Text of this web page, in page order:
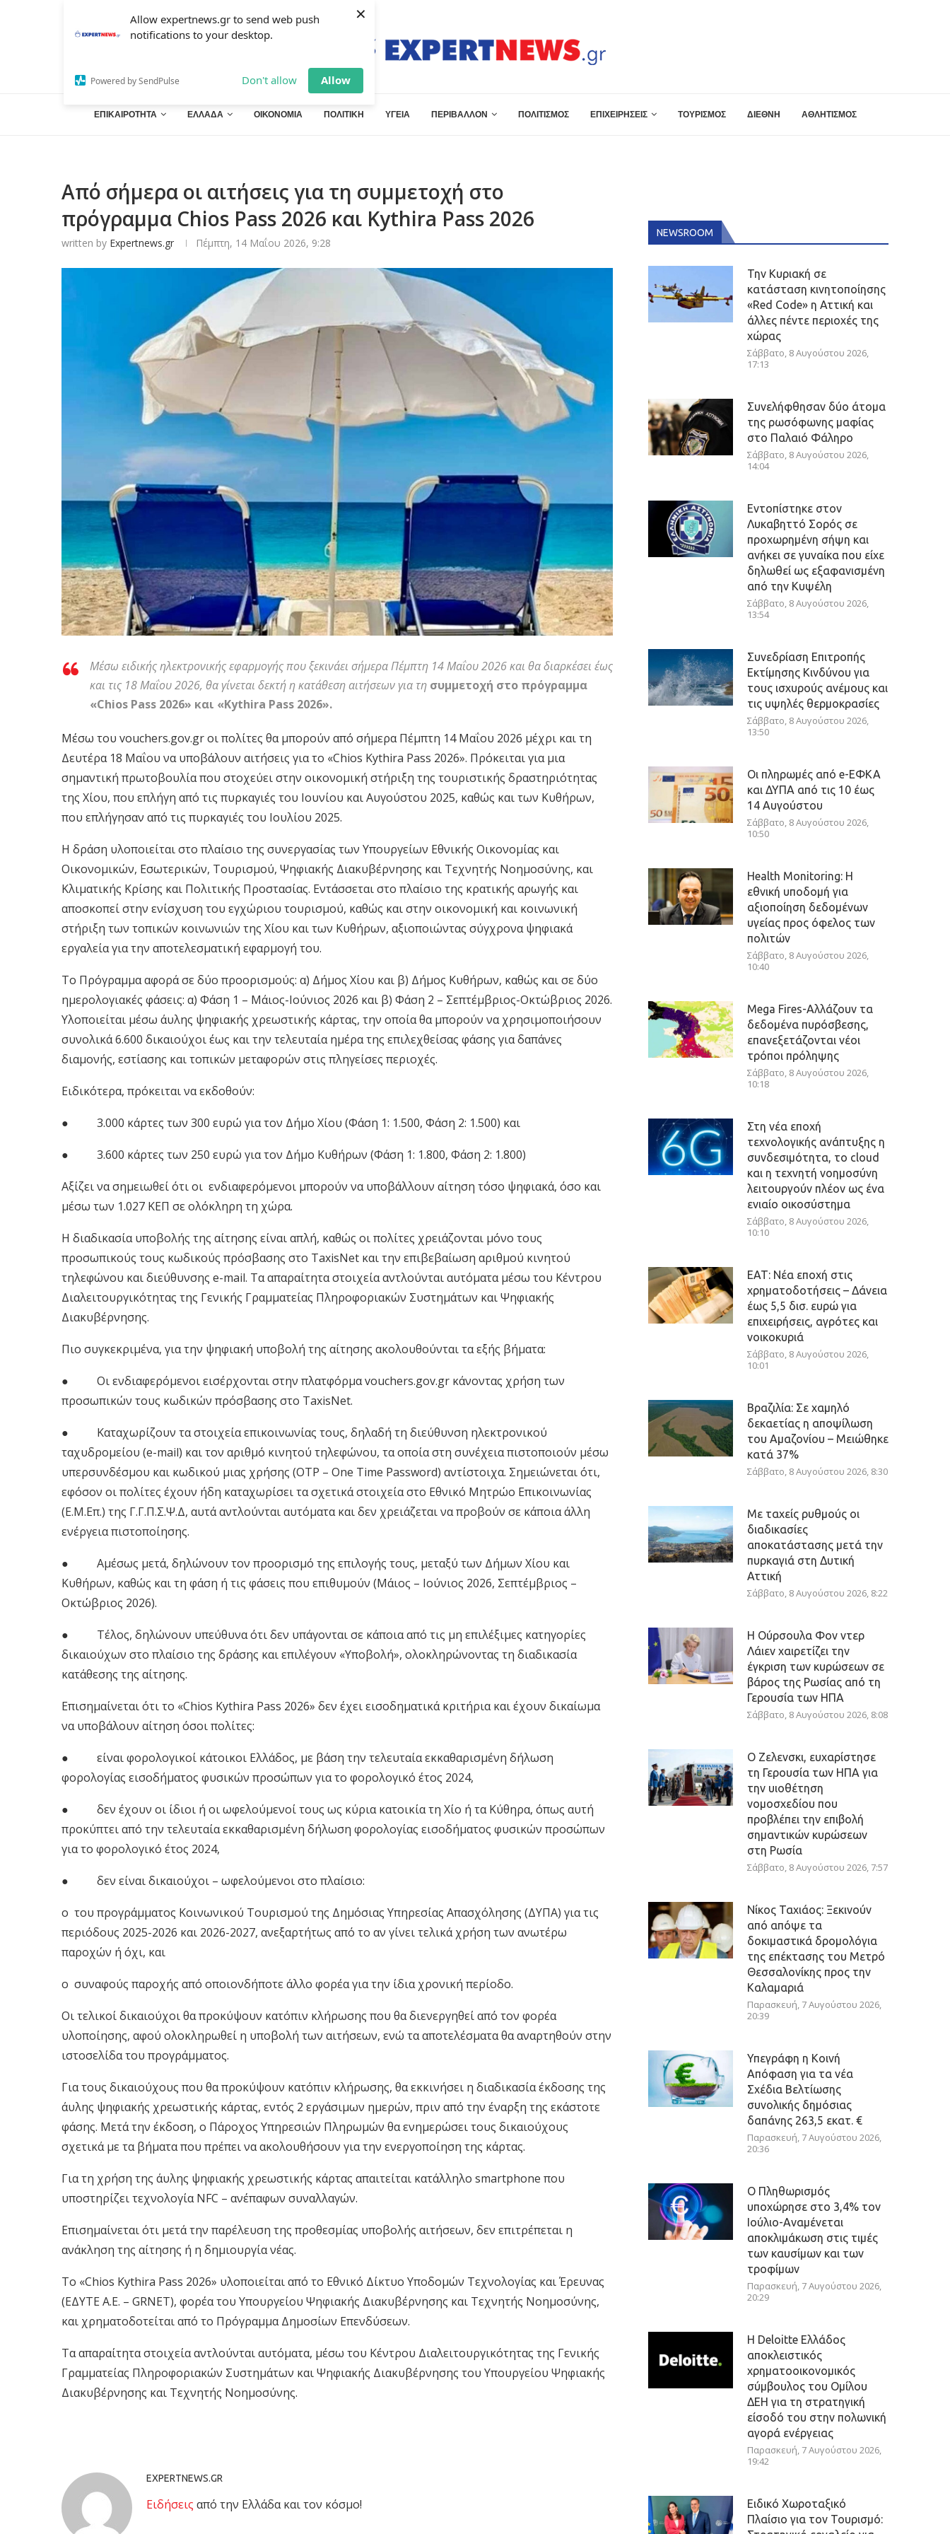
Allow expertnews.gr to send web push
notifications to your desktop.
Powered by SendPulse Don't allow Allow
×
ΕΠΙΚΑΙΡΟΤΗΤΑ ΕΛΛΑΔΑ ΟΙΚΟΝΟΜΙΑ ΠΟΛΙΤΙΚΗ ΥΓΕΙΑ ΠΕΡΙΒΑΛΛΟΝ ΠΟΛΙΤΙΣΜΟΣ ΕΠΙΧΕΙΡΗΣΕΙΣ ΤΟΥΡΙΣΜΟΣ ΔΙΕΘΝΗ ΑΘΛΗΤΙΣΜΟΣ
Από σήμερα οι αιτήσεις για τη συμμετοχή στο
πρόγραμμα Chios Pass 2026 και Kythira Pass 2026
written by Expertnews.gr Πέμπτη, 14 Μαΐου 2026, 9:28
Μέσω ειδικής ηλεκτρονικής εφαρμογής που ξεκινάει σήμερα Πέμπτη 14 Μαΐου 2026 και θα διαρκέσει έως
και τις 18 Μαΐου 2026, θα γίνεται δεκτή η κατάθεση αιτήσεων για τη συμμετοχή στο πρόγραμμα
«Chios Pass 2026» και «Kythira Pass 2026».
Μέσω του vouchers.gov.gr οι πολίτες θα μπορούν από σήμερα Πέμπτη 14 Μαΐου 2026 μέχρι και τη
Δευτέρα 18 Μαΐου να υποβάλουν αιτήσεις για το «Chios Kythira Pass 2026». Πρόκειται για μια
σημαντική πρωτοβουλία που στοχεύει στην οικονομική στήριξη της τουριστικής δραστηριότητας
της Χίου, που επλήγη από τις πυρκαγιές του Ιουνίου και Αυγούστου 2025, καθώς και των Κυθήρων,
που επλήγησαν από τις πυρκαγιές του Ιουλίου 2025.
Η δράση υλοποιείται στο πλαίσιο της συνεργασίας των Υπουργείων Εθνικής Οικονομίας και
Οικονομικών, Εσωτερικών, Τουρισμού, Ψηφιακής Διακυβέρνησης και Τεχνητής Νοημοσύνης, και
Κλιματικής Κρίσης και Πολιτικής Προστασίας. Εντάσσεται στο πλαίσιο της κρατικής αρωγής και
αποσκοπεί στην ενίσχυση του εγχώριου τουρισμού, καθώς και στην οικονομική και κοινωνική
στήριξη των τοπικών κοινωνιών της Χίου και των Κυθήρων, αξιοποιώντας σύγχρονα ψηφιακά
εργαλεία για την αποτελεσματική εφαρμογή του.
Το Πρόγραμμα αφορά σε δύο προορισμούς: α) Δήμος Χίου και β) Δήμος Κυθήρων, καθώς και σε δύο
ημερολογιακές φάσεις: α) Φάση 1 – Μάιος-Ιούνιος 2026 και β) Φάση 2 – Σεπτέμβριος-Οκτώβριος 2026.
Υλοποιείται μέσω άυλης ψηφιακής χρεωστικής κάρτας, την οποία θα μπορούν να χρησιμοποιήσουν
συνολικά 6.600 δικαιούχοι έως και την τελευταία ημέρα της επιλεχθείσας φάσης για δαπάνες
διαμονής, εστίασης και τοπικών μεταφορών στις πληγείσες περιοχές.
Ειδικότερα, πρόκειται να εκδοθούν:
● 3.000 κάρτες των 300 ευρώ για τον Δήμο Χίου (Φάση 1: 1.500, Φάση 2: 1.500) και
● 3.600 κάρτες των 250 ευρώ για τον Δήμο Κυθήρων (Φάση 1: 1.800, Φάση 2: 1.800)
Αξίζει να σημειωθεί ότι οι ενδιαφερόμενοι μπορούν να υποβάλλουν αίτηση τόσο ψηφιακά, όσο και
μέσω των 1.027 ΚΕΠ σε ολόκληρη τη χώρα.
Η διαδικασία υποβολής της αίτησης είναι απλή, καθώς οι πολίτες χρειάζονται μόνο τους
προσωπικούς τους κωδικούς πρόσβασης στο TaxisNet και την επιβεβαίωση αριθμού κινητού
τηλεφώνου και διεύθυνσης e-mail. Τα απαραίτητα στοιχεία αντλούνται αυτόματα μέσω του Κέντρου
Διαλειτουργικότητας της Γενικής Γραμματείας Πληροφοριακών Συστημάτων και Ψηφιακής
Διακυβέρνησης.
Πιο συγκεκριμένα, για την ψηφιακή υποβολή της αίτησης ακολουθούνται τα εξής βήματα:
● Οι ενδιαφερόμενοι εισέρχονται στην πλατφόρμα vouchers.gov.gr κάνοντας χρήση των
προσωπικών τους κωδικών πρόσβασης στο TaxisNet.
● Καταχωρίζουν τα στοιχεία επικοινωνίας τους, δηλαδή τη διεύθυνση ηλεκτρονικού
ταχυδρομείου (e-mail) και τον αριθμό κινητού τηλεφώνου, τα οποία στη συνέχεια πιστοποιούν μέσω
υπερσυνδέσμου και κωδικού μιας χρήσης (OTP – One Time Password) αντίστοιχα. Σημειώνεται ότι,
εφόσον οι πολίτες έχουν ήδη καταχωρίσει τα σχετικά στοιχεία στο Εθνικό Μητρώο Επικοινωνίας
(Ε.Μ.Επ.) της Γ.Γ.Π.Σ.Ψ.Δ, αυτά αντλούνται αυτόματα και δεν χρειάζεται να προβούν σε κάποια άλλη
ενέργεια πιστοποίησης.
● Αμέσως μετά, δηλώνουν τον προορισμό της επιλογής τους, μεταξύ των Δήμων Χίου και
Κυθήρων, καθώς και τη φάση ή τις φάσεις που επιθυμούν (Μάιος – Ιούνιος 2026, Σεπτέμβριος –
Οκτώβριος 2026).
● Τέλος, δηλώνουν υπεύθυνα ότι δεν υπάγονται σε κάποια από τις μη επιλέξιμες κατηγορίες
δικαιούχων στο πλαίσιο της δράσης και επιλέγουν «Υποβολή», ολοκληρώνοντας τη διαδικασία
κατάθεσης της αίτησης.
Επισημαίνεται ότι το «Chios Kythira Pass 2026» δεν έχει εισοδηματικά κριτήρια και έχουν δικαίωμα
να υποβάλουν αίτηση όσοι πολίτες:
● είναι φορολογικοί κάτοικοι Ελλάδος, με βάση την τελευταία εκκαθαρισμένη δήλωση
φορολογίας εισοδήματος φυσικών προσώπων για το φορολογικό έτος 2024,
● δεν έχουν οι ίδιοι ή οι ωφελούμενοί τους ως κύρια κατοικία τη Χίο ή τα Κύθηρα, όπως αυτή
προκύπτει από την τελευταία εκκαθαρισμένη δήλωση φορολογίας εισοδήματος φυσικών προσώπων
για το φορολογικό έτος 2024,
● δεν είναι δικαιούχοι – ωφελούμενοι στο πλαίσιο:
o του προγράμματος Κοινωνικού Τουρισμού της Δημόσιας Υπηρεσίας Απασχόλησης (ΔΥΠΑ) για τις
περιόδους 2025-2026 και 2026-2027, ανεξαρτήτως από το αν γίνει τελικά χρήση των ανωτέρω
παροχών ή όχι, και
o συναφούς παροχής από οποιονδήποτε άλλο φορέα για την ίδια χρονική περίοδο.
Οι τελικοί δικαιούχοι θα προκύψουν κατόπιν κλήρωσης που θα διενεργηθεί από τον φορέα
υλοποίησης, αφού ολοκληρωθεί η υποβολή των αιτήσεων, ενώ τα αποτελέσματα θα αναρτηθούν στην
ιστοσελίδα του προγράμματος.
Για τους δικαιούχους που θα προκύψουν κατόπιν κλήρωσης, θα εκκινήσει η διαδικασία έκδοσης της
άυλης ψηφιακής χρεωστικής κάρτας, εντός 2 εργάσιμων ημερών, πριν από την έναρξη της εκάστοτε
φάσης. Μετά την έκδοση, ο Πάροχος Υπηρεσιών Πληρωμών θα ενημερώσει τους δικαιούχους
σχετικά με τα βήματα που πρέπει να ακολουθήσουν για την ενεργοποίηση της κάρτας.
Για τη χρήση της άυλης ψηφιακής χρεωστικής κάρτας απαιτείται κατάλληλο smartphone που
υποστηρίζει τεχνολογία NFC – ανέπαφων συναλλαγών.
Επισημαίνεται ότι μετά την παρέλευση της προθεσμίας υποβολής αιτήσεων, δεν επιτρέπεται η
ανάκληση της αίτησης ή η δημιουργία νέας.
Το «Chios Kythira Pass 2026» υλοποιείται από το Εθνικό Δίκτυο Υποδομών Τεχνολογίας και Έρευνας
(ΕΔΥΤΕ Α.Ε. – GRNET), φορέα του Υπουργείου Ψηφιακής Διακυβέρνησης και Τεχνητής Νοημοσύνης,
και χρηματοδοτείται από το Πρόγραμμα Δημοσίων Επενδύσεων.
Τα απαραίτητα στοιχεία αντλούνται αυτόματα, μέσω του Κέντρου Διαλειτουργικότητας της Γενικής
Γραμματείας Πληροφοριακών Συστημάτων και Ψηφιακής Διακυβέρνησης του Υπουργείου Ψηφιακής
Διακυβέρνησης και Τεχνητής Νοημοσύνης.
EXPERTNEWS.GR
Eιδήσεις από την Ελλάδα και τον κόσμο!
NEWSROOM
Την Κυριακή σε
κατάσταση κινητοποίησης
«Red Code» η Αττική και
άλλες πέντε περιοχές της
χώρας
Σάββατο, 8 Αυγούστου 2026,
17:13
Συνελήφθησαν δύο άτομα
της ρωσόφωνης μαφίας
στο Παλαιό Φάληρο
Σάββατο, 8 Αυγούστου 2026,
14:04
Εντοπίστηκε στον
Λυκαβηττό Σορός σε
προχωρημένη σήψη και
ανήκει σε γυναίκα που είχε
δηλωθεί ως εξαφανισμένη
από την Κυψέλη
Σάββατο, 8 Αυγούστου 2026,
13:54
Συνεδρίαση Επιτροπής
Εκτίμησης Κινδύνου για
τους ισχυρούς ανέμους και
τις υψηλές θερμοκρασίες
Σάββατο, 8 Αυγούστου 2026,
13:50
Οι πληρωμές από e-ΕΦΚΑ
και ΔΥΠΑ από τις 10 έως
14 Αυγούστου
Σάββατο, 8 Αυγούστου 2026,
10:50
Health Monitoring: Η
εθνική υποδομή για
αξιοποίηση δεδομένων
υγείας προς όφελος των
πολιτών
Σάββατο, 8 Αυγούστου 2026,
10:40
Mega Fires-Αλλάζουν τα
δεδομένα πυρόσβεσης,
επανεξετάζονται νέοι
τρόποι πρόληψης
Σάββατο, 8 Αυγούστου 2026,
10:18
Στη νέα εποχή
τεχνολογικής ανάπτυξης η
συνδεσιμότητα, το cloud
και η τεχνητή νοημοσύνη
λειτουργούν πλέον ως ένα
ενιαίο οικοσύστημα
Σάββατο, 8 Αυγούστου 2026,
10:10
ΕΑΤ: Νέα εποχή στις
χρηματοδοτήσεις – Δάνεια
έως 5,5 δισ. ευρώ για
επιχειρήσεις, αγρότες και
νοικοκυριά
Σάββατο, 8 Αυγούστου 2026,
10:01
Βραζιλία: Σε χαμηλό
δεκαετίας η αποψίλωση
του Αμαζονίου – Μειώθηκε
κατά 37%
Σάββατο, 8 Αυγούστου 2026, 8:30
Με ταχείς ρυθμούς οι
διαδικασίες
αποκατάστασης μετά την
πυρκαγιά στη Δυτική
Αττική
Σάββατο, 8 Αυγούστου 2026, 8:22
Η Ούρσουλα Φον ντερ
Λάιεν χαιρετίζει την
έγκριση των κυρώσεων σε
βάρος της Ρωσίας από τη
Γερουσία των ΗΠΑ
Σάββατο, 8 Αυγούστου 2026, 8:08
Ο Ζελενσκι, ευχαρίστησε
τη Γερουσία των ΗΠΑ για
την υιοθέτηση
νομοσχεδίου που
προβλέπει την επιβολή
σημαντικών κυρώσεων
στη Ρωσία
Σάββατο, 8 Αυγούστου 2026, 7:57
Νίκος Ταχιάος: Ξεκινούν
από απόψε τα
δοκιμαστικά δρομολόγια
της επέκτασης του Μετρό
Θεσσαλονίκης προς την
Καλαμαριά
Παρασκευή, 7 Αυγούστου 2026,
20:39
Υπεγράφη η Κοινή
Απόφαση για τα νέα
Σχέδια Βελτίωσης
συνολικής δημόσιας
δαπάνης 263,5 εκατ. €
Παρασκευή, 7 Αυγούστου 2026,
20:36
Ο Πληθωρισμός
υποχώρησε στο 3,4% τον
Ιούλιο-Αναμένεται
αποκλιμάκωση στις τιμές
των καυσίμων και των
τροφίμων
Παρασκευή, 7 Αυγούστου 2026,
20:29
Η Deloitte Ελλάδος
αποκλειστικός
χρηματοοικονομικός
σύμβουλος του Ομίλου
ΔΕΗ για τη στρατηγική
είσοδό του στην πολωνική
αγορά ενέργειας
Παρασκευή, 7 Αυγούστου 2026,
19:42
Ειδικό Χωροταξικό
Πλαίσιο για τον Τουρισμό: